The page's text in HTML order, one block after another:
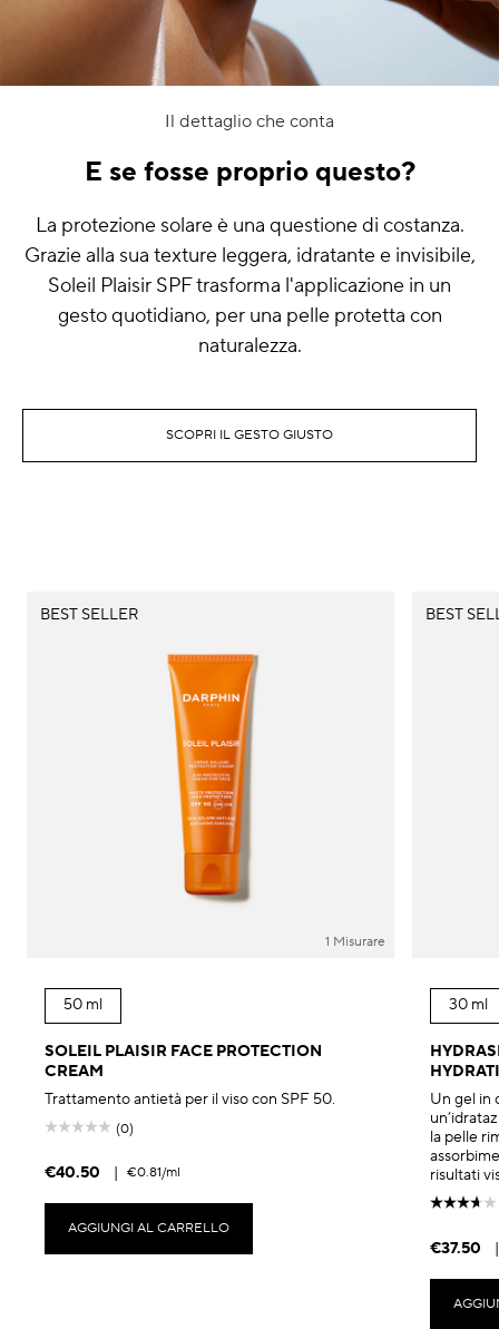
Tre step. Nient’altro.
E se l’idratazione cambiasse tutto?
Calore, aria condizionata e sole: la pelle si disidrata
silenziosamente. Il trio Hydraskin agisce con
precisione: il siero aiuta a rimpolpare la pelle di
idratazione, il gel-crema aiuta a riequilibrarla e la
crema ricca dona un comfort profondo.
SCOPRI HYDRASKIN
BEST SELLER
1 Misurare
50 ml
SOLEIL PLAISIR FACE PROTECTION
CREAM
Trattamento antietà per il viso con SPF 50.
(0)
€40.50 | €0.81/ml
AGGIUNGI AL CARRELLO
BEST
30 ml
Un gel in
la pelle
risultati
€37.50 |